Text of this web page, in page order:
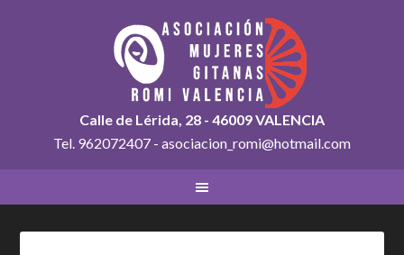
Calle de Lérida, 28 - 46009 VALENCIA
Tel. 962072407 - asociacion_romi@hotmail.com